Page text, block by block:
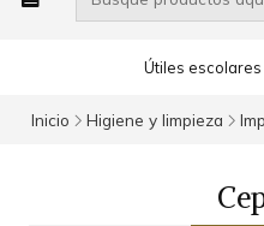
Útiles escolares
Inicio Higiene y limpieza